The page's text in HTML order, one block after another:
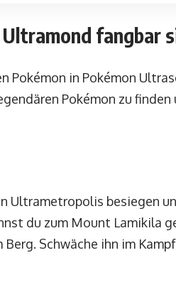
fangbar
Pokémon in Pokémon
Pokémon zu finden
Ultrametropolis besiegen
du zum Mount Lamikila
Schwäche ihn im